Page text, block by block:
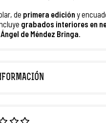
de primera edición y
grabados interiores en
de Méndez Bringa.